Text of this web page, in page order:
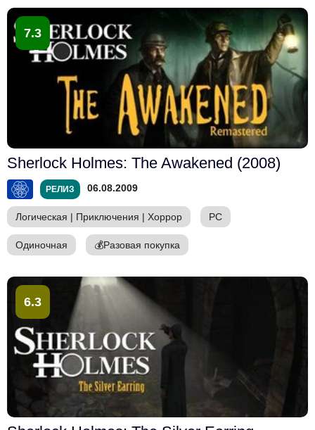
7.3
Sherlock Holmes: The Awakened (2008)
РЕЛИЗ 06.08.2009
Логическая | Приключения | Хоррор PC
Одиночная 💰Разовая покупка
6.3